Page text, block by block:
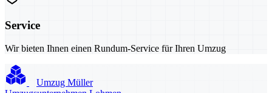
Service
Wir bieten Ihnen einen Rundum-Service für Ihren Umzug
Umzug Müller